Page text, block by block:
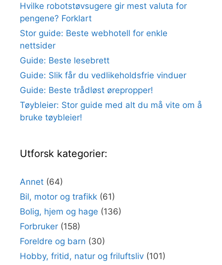
Hvilke robotstøvsugere gir mest valuta for
pengene? Forklart
Stor guide: Beste webhotell for enkle
nettsider
Guide: Beste lesebrett
Guide: Slik får du vedlikeholdsfrie vinduer
Guide: Beste trådløst ørepropper!
Tøybleier: Stor guide med alt du må vite om å
bruke tøybleier!
Utforsk kategorier:
Annet (64)
Bil, motor og trafikk (61)
Bolig, hjem og hage (136)
Forbruker (158)
Foreldre og barn (30)
Hobby, fritid, natur og friluftsliv (101)